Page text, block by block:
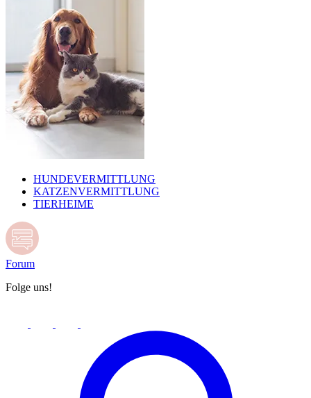
HUNDEVERMITTLUNG
KATZENVERMITTLUNG
TIERHEIME
Forum
Folge uns!